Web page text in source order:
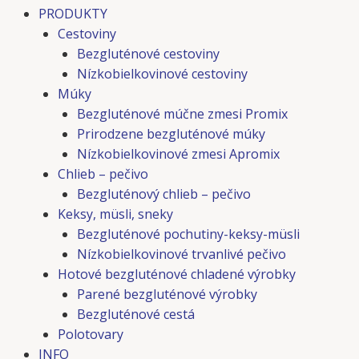
PRODUKTY
Cestoviny
Bezgluténové cestoviny
Nízkobielkovinové cestoviny
Múky
Bezgluténové múčne zmesi Promix
Prirodzene bezgluténové múky
Nízkobielkovinové zmesi Apromix
Chlieb – pečivo
Bezgluténový chlieb – pečivo
Keksy, müsli, sneky
Bezgluténové pochutiny-keksy-müsli
Nízkobielkovinové trvanlivé pečivo
Hotové bezgluténové chladené výrobky
Parené bezgluténové výrobky
Bezgluténové cestá
Polotovary
INFO